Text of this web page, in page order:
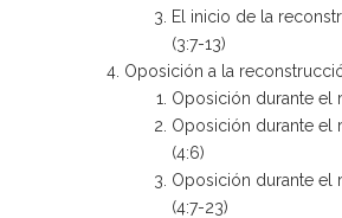
El inicio de la
(3:7-13)
Oposición a la
Oposición durante el
Oposición durante el
(4:6)
Oposición durante el
(4:7-23)